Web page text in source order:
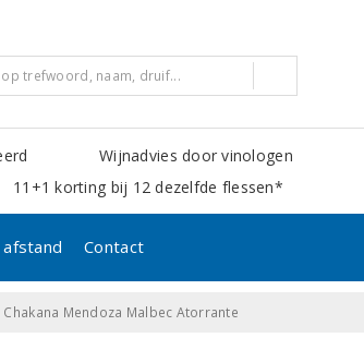
Wijnadvies door vinologen
11+1 korting bij 12 dezelfde flessen*
Contact
Chakana Mendoza Malbec Atorrante